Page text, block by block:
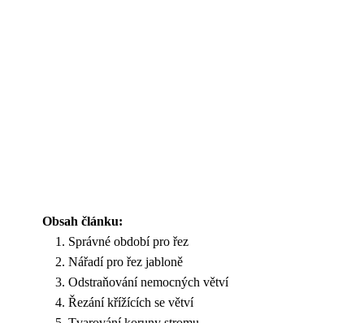
Obsah článku:
Správné období pro řez
Nářadí pro řez jabloně
Odstraňování nemocných větví
Řezání křížících se větví